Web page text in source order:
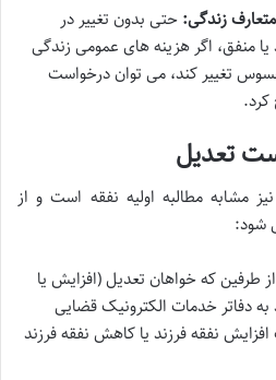
زندگی: حتی بدون تغییر در
منفق، اگر هزینه های عمومی زندگی
تغییر کند، می توان درخواست
کرد.
تعدیل
مشابه مطالبه اولیه نفقه است و از
شود:
طرفین که خواهان تعدیل (افزایش یا
دفاتر خدمات الکترونیک قضایی
نفقه فرزند یا کاهش نفقه فرزند